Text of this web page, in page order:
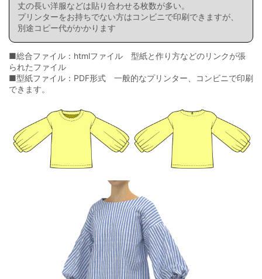
丈の長い洋服などは貼り合わせる枚数が多い。
プリンターをお持ちでない方はコンビニで印刷できますが、
別途コピー代がかかります
■総合ファイル：htmlファイル 型紙と作り方などのリンクが張
られたファイル
■型紙ファイル：PDF形式 一般的なプリンター、コンビニで印刷
できます。